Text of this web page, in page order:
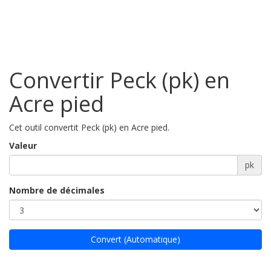
Convertir Peck (pk) en
Acre pied
Cet outil convertit Peck (pk) en Acre pied.
Valeur
pk
Nombre de décimales
Convert (Automatique)